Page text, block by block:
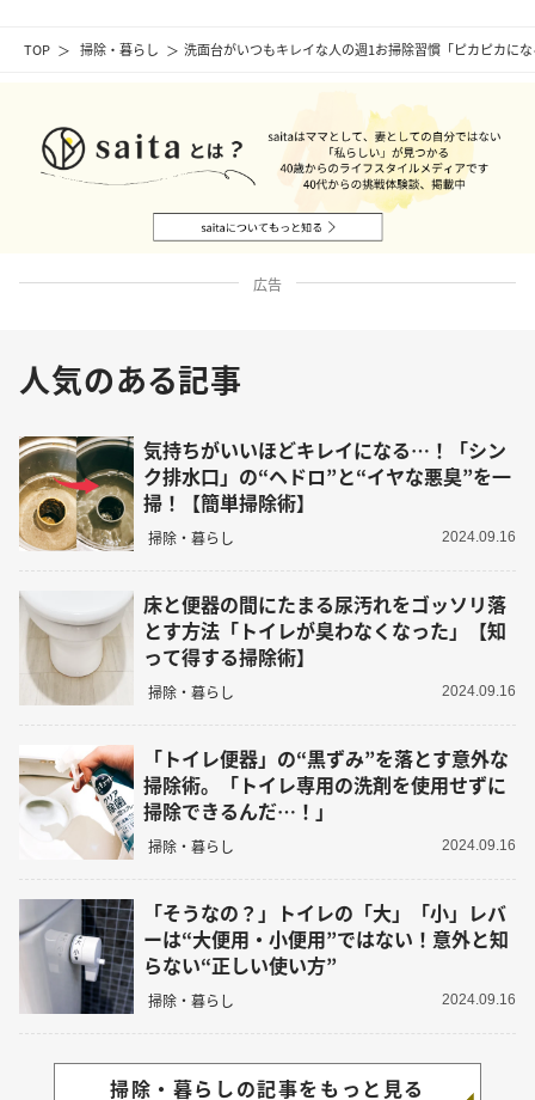
TOP 掃除・暮らし 洗面台がいつもキレイな人の週1お掃除習慣「ピカピカに
広告
人気のある記事
気持ちがいいほどキレイになる…！「シン
ク排水口」の“ヘドロ”と“イヤな悪臭”を一
掃！【簡単掃除術】
掃除・暮らし 2024.09.16
床と便器の間にたまる尿汚れをゴッソリ落
とす方法「トイレが臭わなくなった」【知
って得する掃除術】
掃除・暮らし 2024.09.16
「トイレ便器」の“黒ずみ”を落とす意外な
掃除術。「トイレ専用の洗剤を使用せずに
掃除できるんだ…！」
掃除・暮らし 2024.09.16
「そうなの？」トイレの「大」「小」レバ
ーは“大便用・小便用”ではない！意外と知
らない“正しい使い方”
掃除・暮らし 2024.09.16
掃除・暮らしの記事をもっと見る